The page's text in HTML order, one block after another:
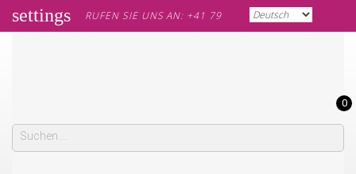
settings RUFEN SIE UNS AN: +41 79 562 60 61
0